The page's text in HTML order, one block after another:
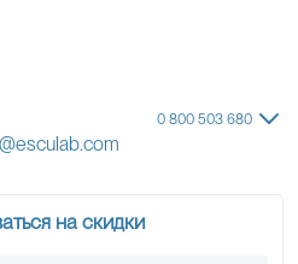
0 800 503 680
на скидки